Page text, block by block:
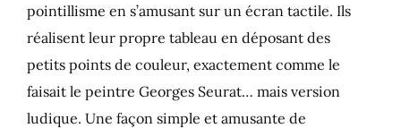
pointillisme en s’amusant sur un écran tactile. Ils
réalisent leur propre tableau en déposant des
petits points de couleur, exactement comme le
faisait le peintre Georges Seurat… mais version
ludique. Une façon simple et amusante de